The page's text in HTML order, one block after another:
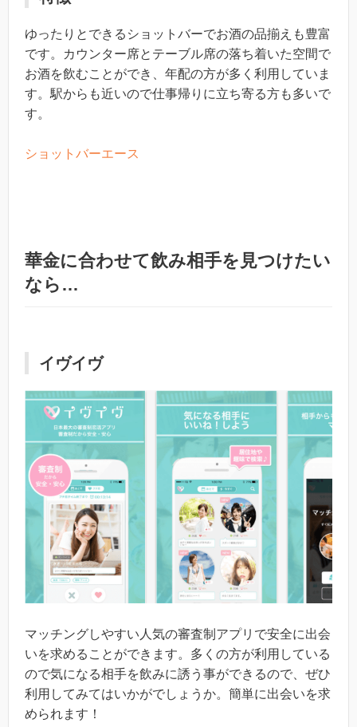
ゆったりとできるショットバーでお酒の品揃えも豊富
です。カウンター席とテーブル席の落ち着いた空間で
お酒を飲むことができ、年配の方が多く利用していま
す。駅からも近いので仕事帰りに立ち寄る方も多いで
す。
ショットバーエース
華金に合わせて飲み相手を見つけたい
なら…
イヴイヴ
マッチングしやすい人気の審査制アプリで安全に出会
いを求めることができます。多くの方が利用している
ので気になる相手を飲みに誘う事ができるので、ぜひ
利用してみてはいかがでしょうか。簡単に出会いを求
められます！